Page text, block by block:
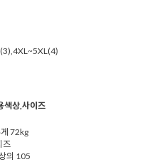
색상,사이즈
72kg
즈
의 105